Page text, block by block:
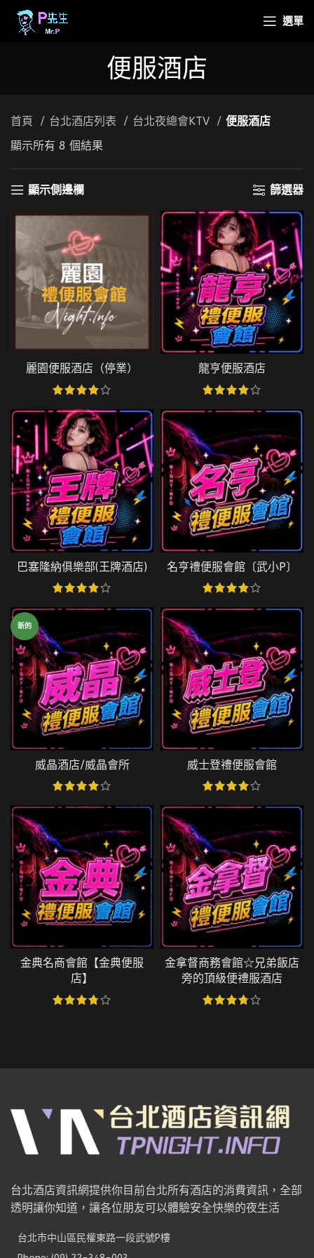
選單
便服酒店
首頁 台北酒店列表 台北夜總會KTV
便服酒店
顯示所有 8 個結果
顯示側邊欄 篩選器
麗園便服酒店（停業） 龍亨便服酒店
巴塞隆納俱樂部(王牌酒店) 名亨禮便服會館〔武小P〕
新的
威晶酒店/威晶會所 威士登禮便服會館
金典名商會館【金典便服
店】
金拿督商務會館☆兄弟飯店
旁的頂級便禮服酒店
台北酒店資訊網提供你目前台北所有酒店的消費資訊，全部
透明讓你知道，讓各位朋友可以體驗安全快樂的夜生活
台北市中山區民權東路一段武號P樓